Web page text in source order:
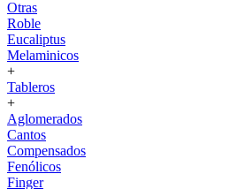
Otras
Roble
Eucaliptus
Melaminicos
+
Tableros
+
Aglomerados
Cantos
Compensados
Fenólicos
Finger